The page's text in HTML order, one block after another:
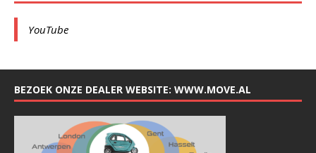
YouTube
BEZOEK ONZE DEALER WEBSITE: WWW.MOVE.AL